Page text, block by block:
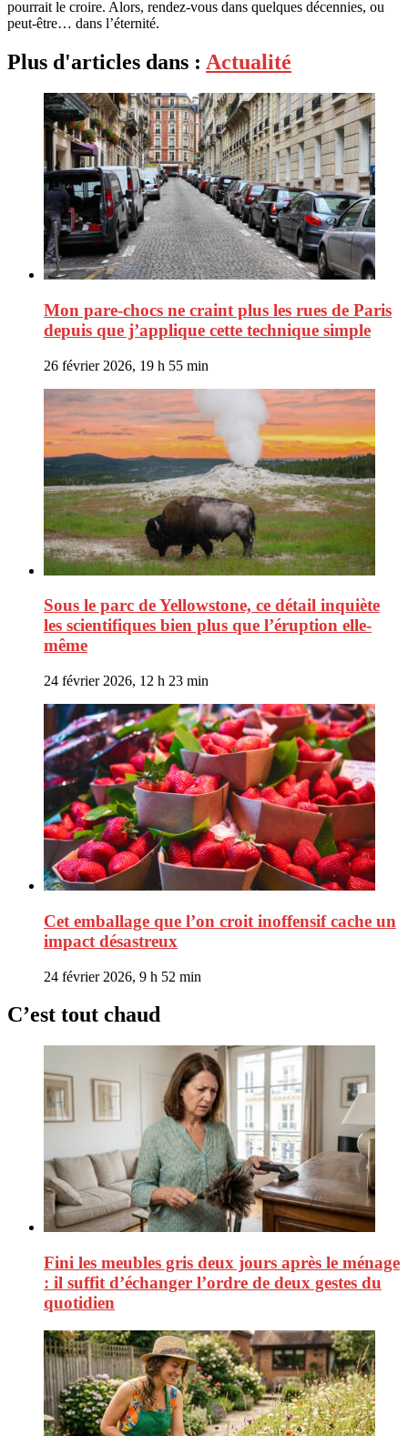
pourrait le croire. Alors, rendez-vous dans quelques décennies, ou
peut-être… dans l’éternité.
Plus d'articles dans : Actualité
Mon pare-chocs ne craint plus les rues de Paris
depuis que j’applique cette technique simple
26 février 2026, 19 h 55 min
Sous le parc de Yellowstone, ce détail inquiète
les scientifiques bien plus que l’éruption elle-
même
24 février 2026, 12 h 23 min
Cet emballage que l’on croit inoffensif cache un
impact désastreux
24 février 2026, 9 h 52 min
C’est tout chaud
Fini les meubles gris deux jours après le ménage
: il suffit d’échanger l’ordre de deux gestes du
quotidien